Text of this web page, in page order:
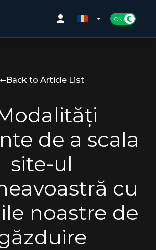
Back to Article List
de a scala
site-ul
cu
noastre de